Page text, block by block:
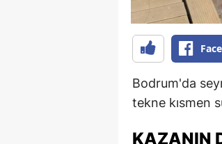
Bodrum'da
tekne kısmen
KAZANIN